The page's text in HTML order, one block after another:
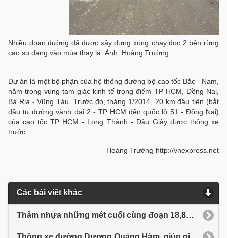
Nhiều đoạn đường đã được xây dựng xong chạy dọc 2 bên rừng
cao su đang vào mùa thay lá. Ảnh: Hoàng Trường
Dự án là một bộ phận của hệ thống đường bộ cao tốc Bắc - Nam,
nằm trong vùng tam giác kinh tế trọng điểm TP HCM, Đồng Nai,
Bà Rịa - Vũng Tàu. Trước đó, tháng 1/2014, 20 km đầu tiên (bắt
đầu tư đường vành đai 2 - TP HCM đến quốc lộ 51 - Đồng Nai)
của cao tốc TP HCM - Long Thành - Dầu Giây được thông xe
trước.
Hoàng Trường http://vnexpress.net
Các bài viết khác
Thảm nhựa những mét cuối cùng đoạn 18,8km cao tốc Bến Lức - Long Thành